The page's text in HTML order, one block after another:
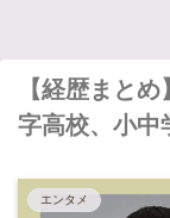
【経歴まと
字高校、小中
エンタメ